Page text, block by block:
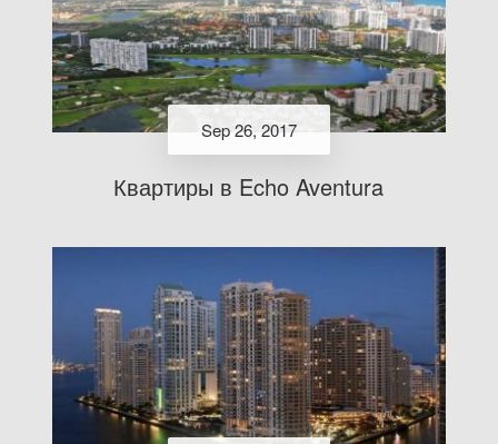
Sep 26, 2017
Квартиры в Echo Aventura